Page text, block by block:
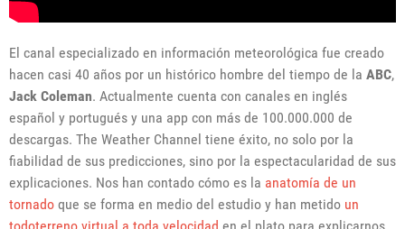
El canal especializado en información meteorológica fue creado
hacen casi 40 años por un histórico hombre del tiempo de la ABC,
Jack Coleman. Actualmente cuenta con canales en inglés
español y portugués y una app con más de 100.000.000 de
descargas. The Weather Channel tiene éxito, no solo por la
fiabilidad de sus predicciones, sino por la espectacularidad de sus
explicaciones. Nos han contado cómo es la anatomía de un
tornado que se forma en medio del estudio y han metido un